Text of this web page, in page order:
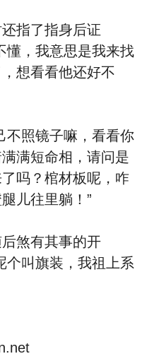
指了指身后证
懂，我意思是我来找
想看看他还好不
不照镜子嘛，看看你
满短命相，请问是
吗？棺材板呢，咋
儿往里躺！”
煞有其事的开
个叫旗装，我祖上系